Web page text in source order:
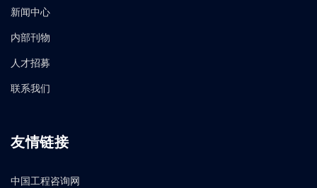
新闻中心
内部刊物
人才招募
联系我们
友情链接
中国工程咨询网